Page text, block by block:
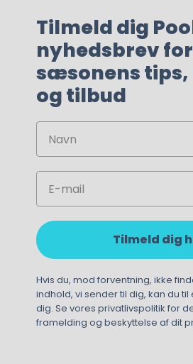
470,00
Tilmeld dig
nyhedsbrev for
sæsonens tips,
og tilbud
Navn
Email
Tilmeld dig
Hvis du, mod forventning, ikke
indhold, vi sender til dig, kan du
dig. Se vores privatlivspolitik for
framelding og beskyttelse af dit